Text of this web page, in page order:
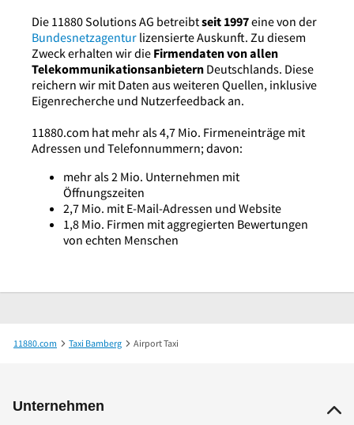
Die 11880 Solutions AG betreibtseit 1997eine von der
Bundesnetzagentur lizensierte Auskunft. Zu diesem
Zweck erhalten wir die Firmendaten von allen
Telekommunikationsanbietern Deutschlands. Diese
reichern wir mit Daten aus weiteren Quellen, inklusive
Eigenrecherche und Nutzerfeedback an.
11880.com hat mehr als 4,7 Mio. Firmeneinträge mit
Adressen und Telefonnummern; davon:
mehr als 2 Mio. Unternehmen mit
Öffnungszeiten
2,7 Mio. mit E-Mail-Adressen und Website
1,8 Mio. Firmen mit aggregierten Bewertungen
von echten Menschen
11880.com Taxi Bamberg Airport Taxi
Unternehmen